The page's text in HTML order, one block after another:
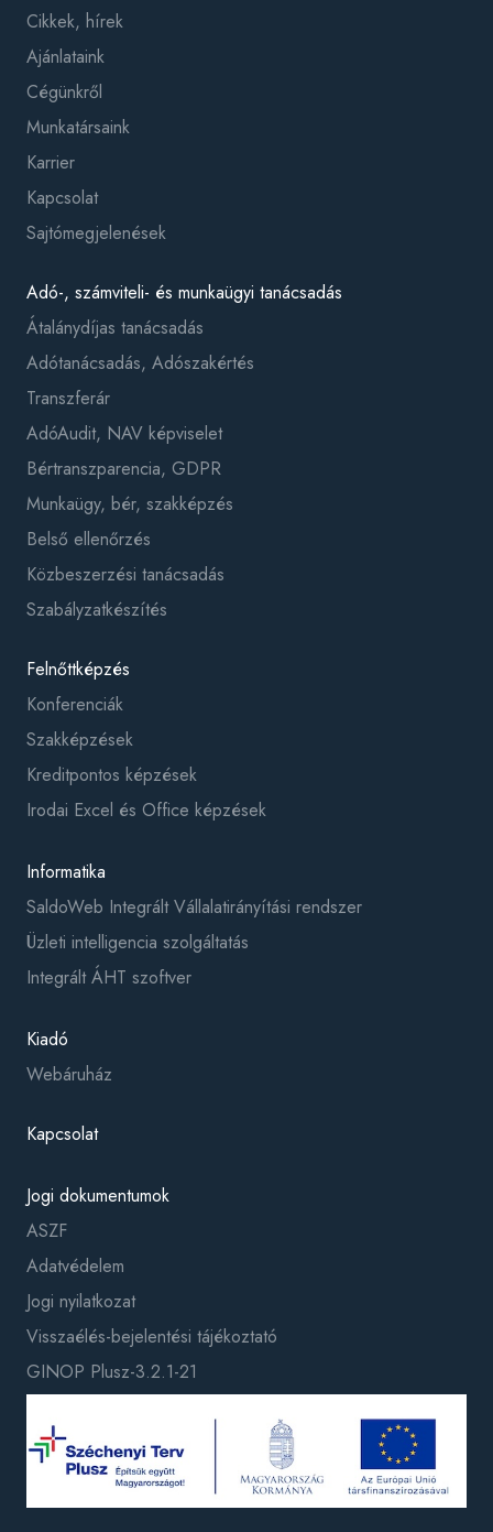
Cikkek, hírek
Ajánlataink
Cégünkről
Munkatársaink
Karrier
Kapcsolat
Sajtómegjelenések
Adó-, számviteli- és munkaügyi tanácsadás
Átalánydíjas tanácsadás
Adótanácsadás, Adószakértés
Transzferár
AdóAudit, NAV képviselet
Bértranszparencia, GDPR
Munkaügy, bér, szakképzés
Belső ellenőrzés
Közbeszerzési tanácsadás
Szabályzatkészítés
Felnőttképzés
Konferenciák
Szakképzések
Kreditpontos képzések
Irodai Excel és Office képzések
Informatika
SaldoWeb Integrált Vállalatirányítási rendszer
Üzleti intelligencia szolgáltatás
Integrált ÁHT szoftver
Kiadó
Webáruház
Kapcsolat
Jogi dokumentumok
ASZF
Adatvédelem
Jogi nyilatkozat
Visszaélés-bejelentési tájékoztató
GINOP Plusz-3.2.1-21